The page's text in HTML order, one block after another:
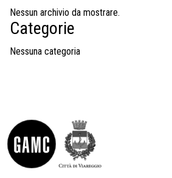
Nessun archivio da mostrare.
Categorie
Nessuna categoria